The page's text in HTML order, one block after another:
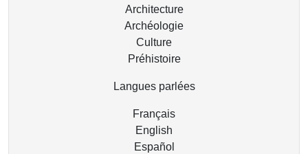
Architecture
Archéologie
Culture
Préhistoire
Langues parlées
Français
English
Español